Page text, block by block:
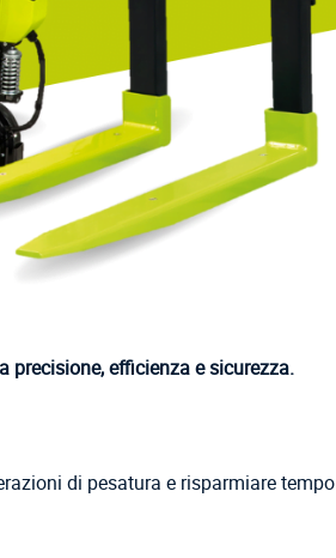
precisione, efficienzaesicurezza.
di pesatura e risparmiare tempo